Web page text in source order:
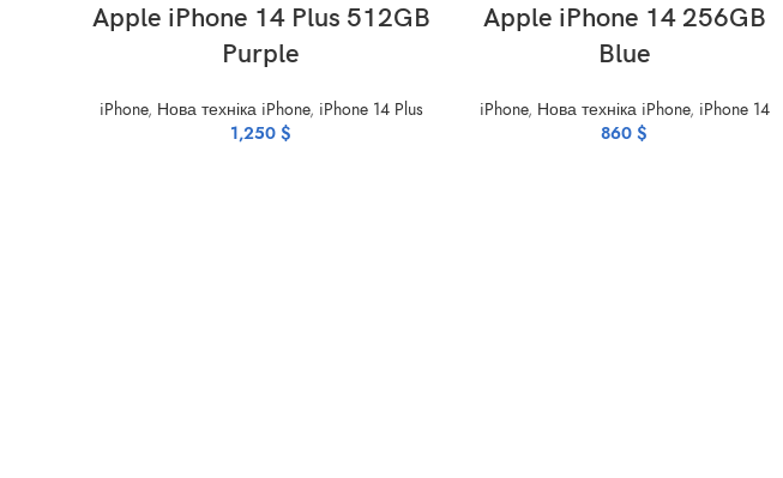
Apple iPhone 14 Plus 512GB
Purple
iPhone, Нова техніка iPhone, iPhone 14 Plus
1,250 $
Apple iPhone 14 256GB
Blue
iPhone, Нова техніка iPhone, iPhone 14
860 $